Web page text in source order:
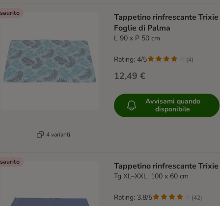
4 varianti
Tappetino rinfrescante Trixie
Foglie di Palma
L 90 x P 50 cm
12,49 €
Rating: 4/5 (4)
Avvisami quando
disponibile
Tappetino rinfrescante Trixie
Tg XL–XXL: 100 x 60 cm
Rating: 3.8/5 (42)